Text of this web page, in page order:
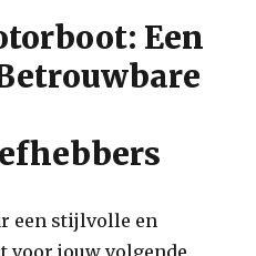
Een
een stijlvolle en
voor jouw volgende